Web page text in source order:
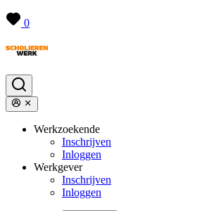
0
Werkzoekende
Inschrijven
Inloggen
Werkgever
Inschrijven
Inloggen